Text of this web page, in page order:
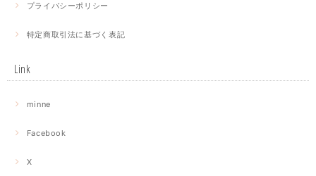
プライバシーポリシー
特定商取引法に基づく表記
Link
minne
Facebook
X